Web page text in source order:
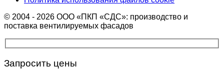
© 2004 - 2026 ООО «ПКП «СДС»: производство и
поставка вентилируемых фасадов
Запросить цены